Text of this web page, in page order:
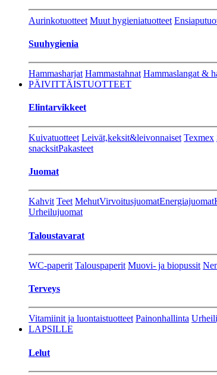
Aurinkotuotteet Muut hygieniatuotteet
Suuhygienia
Hammasharjat Hammastahnat Hammaslangat &
PÄIVITTÄISTUOTTEET
Elintarvikkeet
Kuivatuotteet Leivät,keksit&leivonnaiset Texmex
snacksitPakasteet
Juomat
Kahvit Teet MehutVirvoitusjuomatEnergiajuomat
Urheilujuomat
Taloustavarat
WC-paperit Talouspaperit Muovi- ja biopussit
Terveys
Vitamiinit ja luontaistuotteet Painonhallinta
LAPSILLE
Lelut